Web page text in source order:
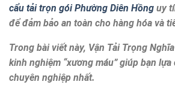
cẩu tải trọn gói Phường Diên Hồng uy
để đảm bảo an toàn cho hàng hóa và
Trong bài viết này, Vận Tải Trọng
kinh nghiệm “xương máu” giúp bạn
chuyên nghiệp nhất.